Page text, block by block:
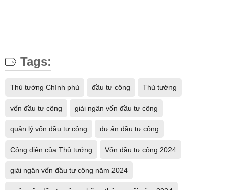
Tags:
Thủ tướng Chính phủ đầu tư công Thủ tướng
vốn đầu tư công giải ngân vốn đầu tư công
quản lý vốn đầu tư công dự án đầu tư công
Công điện của Thủ tướng Vốn đầu tư công 2024
giải ngân vốn đầu tư công năm 2024